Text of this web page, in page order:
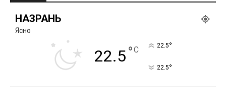
НАЗРАНЬ
Ясно
22.5°C 22.5°
22.5°